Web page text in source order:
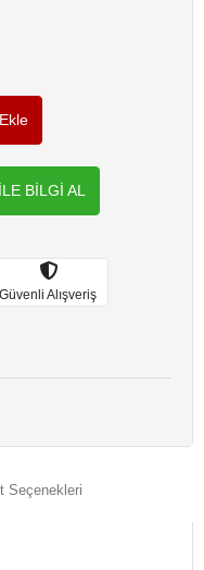
BİLGİ AL
Güvenli Alışveriş
Seçenekleri